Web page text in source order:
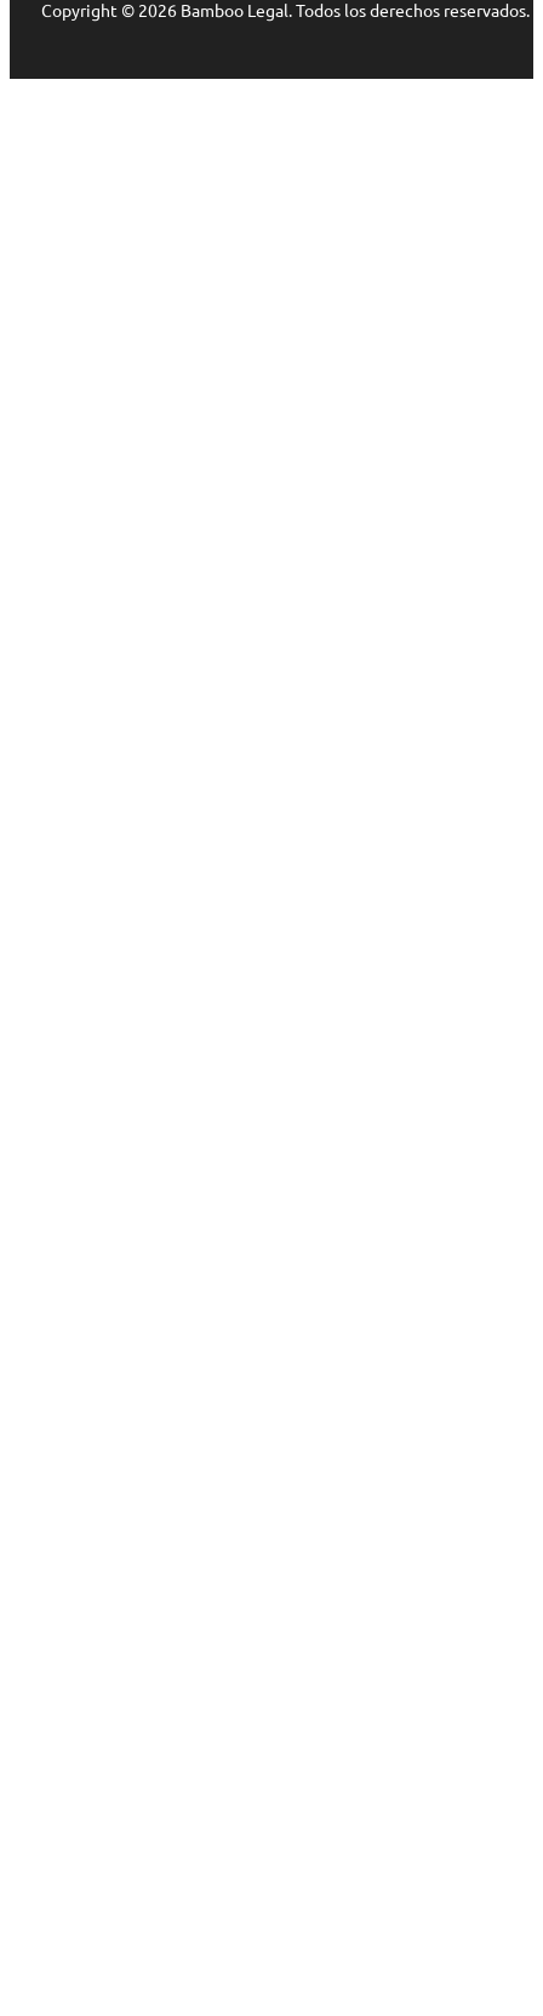
Copyright © 2026 Bamboo Legal. Todos los derechos reservados.